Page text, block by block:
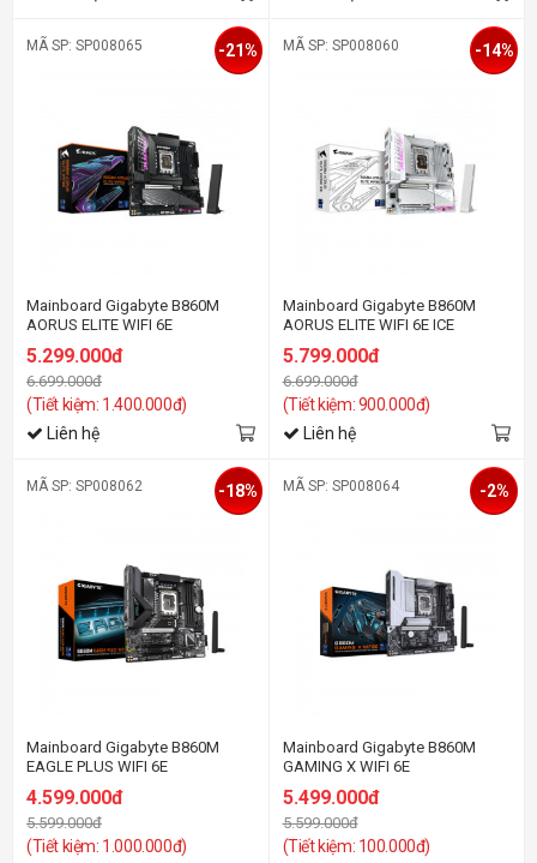
MÃ SP: SP008065
Mainboard Gigabyte B860M
AORUS ELITE WIFI 6E
5.299.000đ
6.699.000đ
(Tiết kiệm: 1.400.000đ)
-21%
Liên hệ
MÃ SP: SP008060
Mainboard Gigabyte B860M
AORUS ELITE WIFI 6E ICE
5.799.000đ
6.699.000đ
(Tiết kiệm: 900.000đ)
-14%
Liên hệ
MÃ SP: SP008062
Mainboard Gigabyte B860M
EAGLE PLUS WIFI 6E
4.599.000đ
5.599.000đ
(Tiết kiệm: 1.000.000đ)
-18% MÃ SP: SP008064
Mainboard Gigabyte B860M
GAMING X WIFI 6E
5.499.000đ
5.599.000đ
(Tiết kiệm: 100.000đ)
-2%